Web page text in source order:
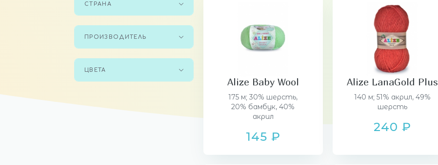
СТРАНА
ПРОИЗВОДИТЕЛЬ
ЦВЕТА
Alize Baby Wool
175 м; 30% шерсть,
20% бамбук, 40%
акрил
145 ₽
Alize LanaGold Plus
140 м; 51% акрил, 49%
шерсть
240 ₽